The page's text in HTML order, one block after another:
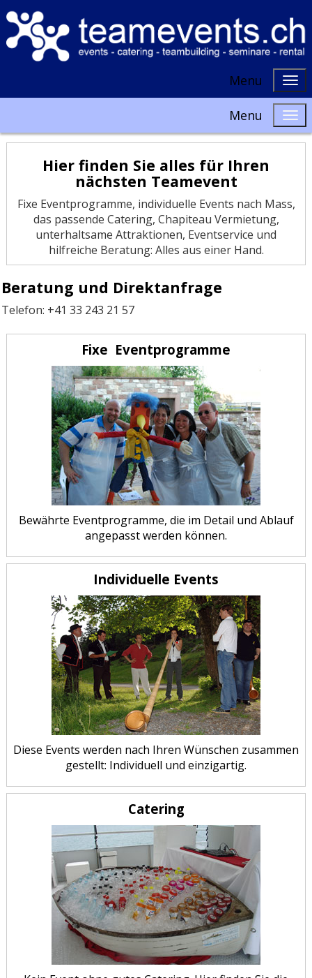
Menu
Menu
Hier finden Sie alles für Ihren
nächsten Teamevent
Fixe Eventprogramme, individuelle Events nach Mass,
das passende Catering, Chapiteau Vermietung,
unterhaltsame Attraktionen, Eventservice und
hilfreiche Beratung: Alles aus einer Hand.
Beratung und Direktanfrage
Telefon: +41 33 243 21 57
Fixe Eventprogramme
Bewährte Eventprogramme, die im Detail und Ablauf
angepasst werden können.
Individuelle Events
Diese Events werden nach Ihren Wünschen zusammen
gestellt: Individuell und einzigartig.
Catering